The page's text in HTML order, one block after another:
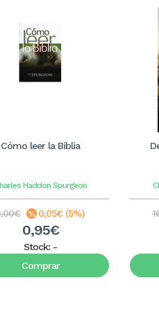
Cómo leer la Biblia
Haddon Spurgeon
0,05€ (5%)
0,95€
Stock: -
Comprar